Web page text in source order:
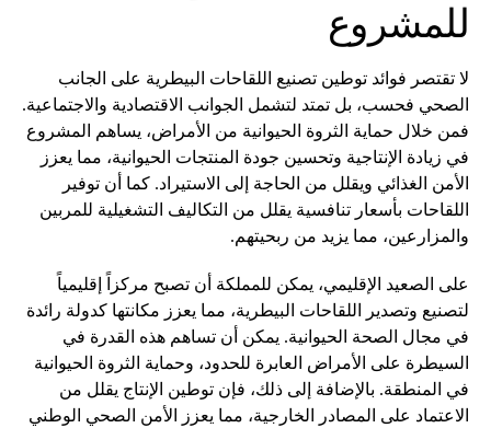
للمشروع
لا تقتصر فوائد توطين تصنيع اللقاحات البيطرية على الجانب
الصحي فحسب، بل تمتد لتشمل الجوانب الاقتصادية والاجتماعية.
فمن خلال حماية الثروة الحيوانية من الأمراض، يساهم المشروع
في زيادة الإنتاجية وتحسين جودة المنتجات الحيوانية، مما يعزز
الأمن الغذائي ويقلل من الحاجة إلى الاستيراد. كما أن توفير
اللقاحات بأسعار تنافسية يقلل من التكاليف التشغيلية للمربين
والمزارعين، مما يزيد من ربحيتهم.
على الصعيد الإقليمي، يمكن للمملكة أن تصبح مركزاً إقليمياً
لتصنيع وتصدير اللقاحات البيطرية، مما يعزز مكانتها كدولة رائدة
في مجال الصحة الحيوانية. يمكن أن تساهم هذه القدرة في
السيطرة على الأمراض العابرة للحدود، وحماية الثروة الحيوانية
في المنطقة. بالإضافة إلى ذلك، فإن توطين الإنتاج يقلل من
الاعتماد على المصادر الخارجية، مما يعزز الأمن الصحي الوطني